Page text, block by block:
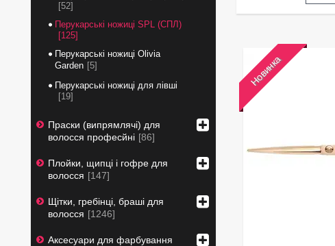
Новинка
52
Перукарські ножиці SPL (СПЛ)
125
Перукарські ножиці Olivia
Garden 5
Перукарські ножиці для лівші
19
Праски (випрямлячі) для
волосся професйні 86
Плойки, щипці і гофре для
волосся
147
Щітки, гребінці, браші для
волосся
1246
Аксесуари для фарбування